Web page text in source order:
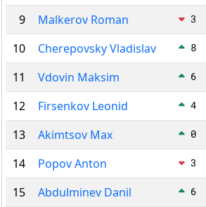
9 Malkerov Roman 3
10 Cherepovsky Vladislav 8
11 Vdovin Maksim 6
12 Firsenkov Leonid 4
13 Akimtsov Max 0
14 Popov Anton 3
15 Abdulminev Danil 6